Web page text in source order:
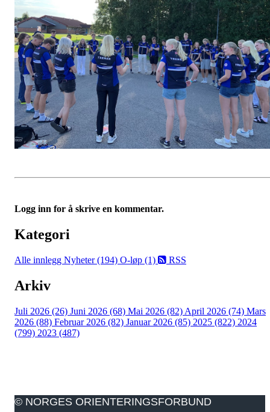
Logg inn for å skrive en kommentar.
Kategori
Alle innlegg Nyheter (194) O-løp (1) RSS
Arkiv
Juli 2026 (26) Juni 2026 (68) Mai 2026 (82) April 2026 (74) Mars
2026 (88) Februar 2026 (82) Januar 2026 (85) 2025 (822) 2024
(799) 2023 (487)
© NORGES ORIENTERINGSFORBUND